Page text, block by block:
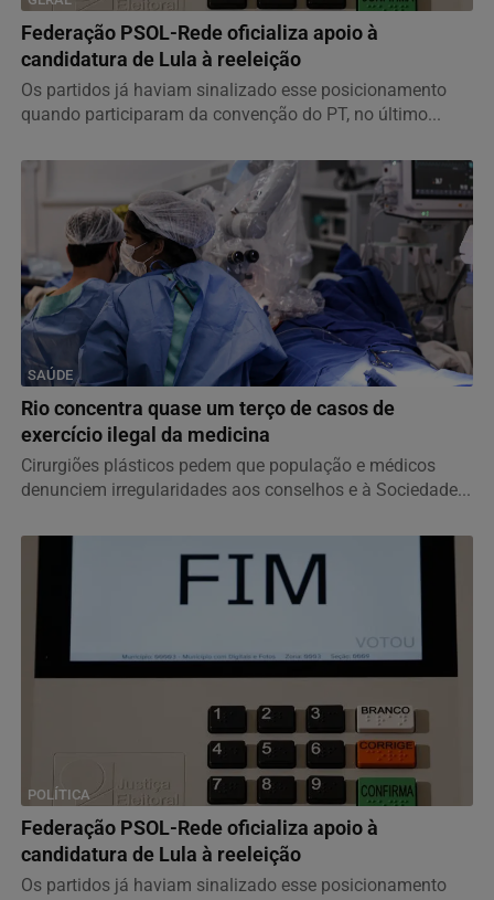
Federação PSOL-Rede oficializa apoio à
candidatura de Lula à reeleição
Os partidos já haviam sinalizado esse posicionamento
quando participaram da convenção do PT, no último...
SAÚDE
Rio concentra quase um terço de casos de
exercício ilegal da medicina
Cirurgiões plásticos pedem que população e médicos
denunciem irregularidades aos conselhos e à Sociedade...
POLÍTICA
Federação PSOL-Rede oficializa apoio à
candidatura de Lula à reeleição
Os partidos já haviam sinalizado esse posicionamento